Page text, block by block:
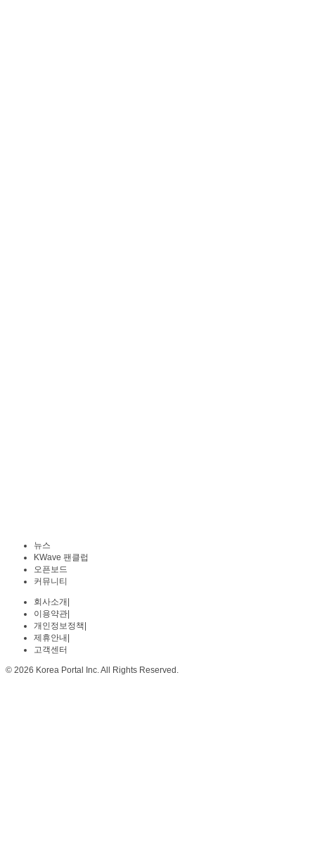
뉴스
KWave 팬클럽
오픈보드
커뮤니티
회사소개
이용약관
개인정보정책
제휴안내
고객센터
© 2026 Korea Portal Inc. All Rights Reserved.